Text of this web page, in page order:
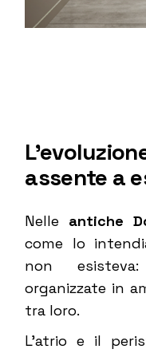
assente a
Nelle antiche
come lo
non
organizzate in
tra loro.
L’atrio e il